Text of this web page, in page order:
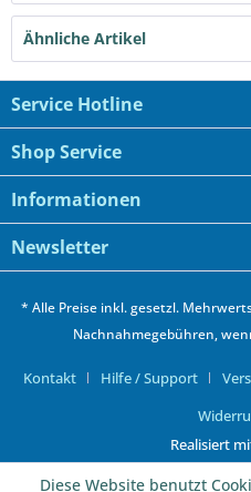
Ähnliche Artikel
Service Hotline
Shop Service
Informationen
Newsletter
* Alle Preise inkl. gesetzl.
Nachnahmegebühren,
Kontakt Hilfe / Support
Realisiert
Diese Website benutzt